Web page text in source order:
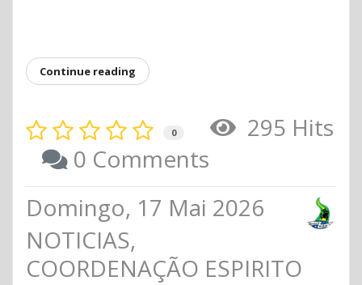
Continue reading
0
295 Hits
0 Comments
Domingo, 17 Mai 2026
NOTICIAS
COORDENAÇÃO ESPIRITO